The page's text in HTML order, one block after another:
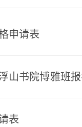
申请表
山书院博雅班
表